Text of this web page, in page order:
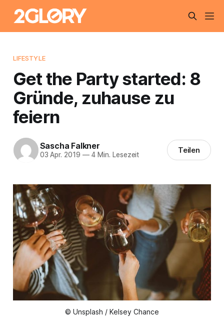
LIFESTYLE
Get the Party started: 8
Gründe, zuhause zu
feiern
Sascha Falkner
03 Apr. 2019 —4 Min. Lesezeit Teilen
© Unsplash / Kelsey Chance